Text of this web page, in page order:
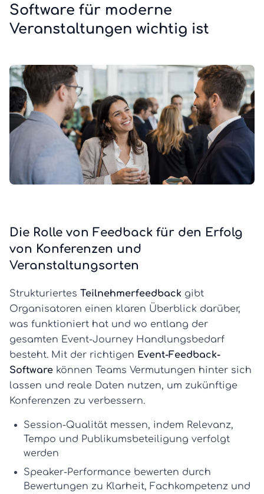
Software für moderne
Veranstaltungen wichtig ist
Die Rolle von Feedback für den Erfolg
von Konferenzen und
Veranstaltungsorten
Strukturiertes Teilnehmerfeedback gibt
Organisatoren einen klaren Überblick darüber,
was funktioniert hat und wo entlang der
gesamten Event-Journey Handlungsbedarf
besteht. Mit der richtigen Event-Feedback-
Software können Teams Vermutungen hinter sich
lassen und reale Daten nutzen, um zukünftige
Konferenzen zu verbessern.
Session-Qualität messen, indem Relevanz,
Tempo und Publikumsbeteiligung verfolgt
werden
Speaker-Performance bewerten durch
Bewertungen zu Klarheit, Fachkompetenz und